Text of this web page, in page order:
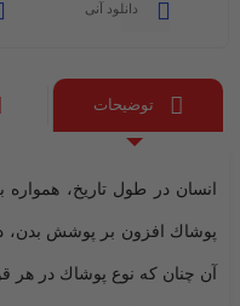
دانلود آنی
توضیحات
انسان در طول تاریخ،
پوشاك افزون بر پوشش
آن چنان كه نوع پوشاك در هر